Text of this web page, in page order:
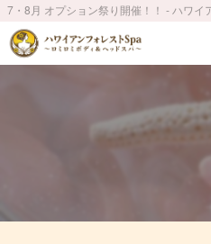
7・8月 オプション祭り開催！！ - ハワ